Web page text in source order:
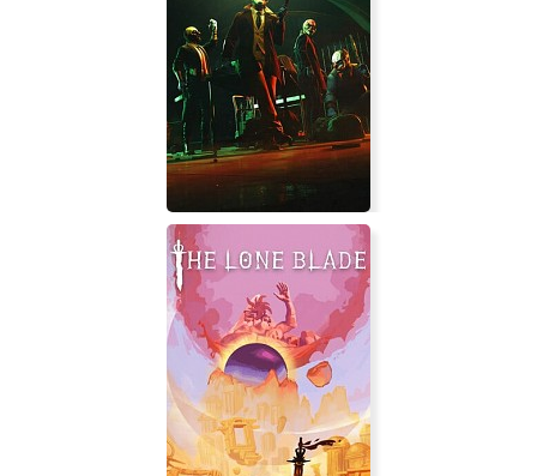
Wooden House
Payday 3